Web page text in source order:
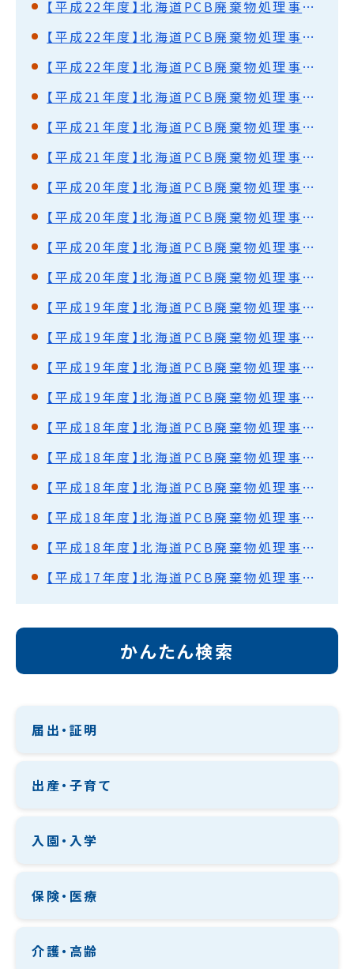
【平成22年度】北海道PCB廃棄物処理事業監視円卓会議（第21回）開催結果概要
【平成22年度】北海道PCB廃棄物処理事業監視円卓会議（第20回）開催結果概要
【平成22年度】北海道PCB廃棄物処理事業監視円卓会議（第19回）開催結果概要
【平成21年度】北海道PCB廃棄物処理事業監視円卓会議（第17回）開催結果概要
【平成21年度】北海道PCB廃棄物処理事業監視円卓会議（第16回）開催結果概要
【平成21年度】北海道PCB廃棄物処理事業監視円卓会議（第15回）開催結果概要
【平成20年度】北海道PCB廃棄物処理事業監視円卓会議（第14回）開催結果概要
【平成20年度】北海道PCB廃棄物処理事業監視円卓会議（第13回）開催結果概要
【平成20年度】北海道PCB廃棄物処理事業監視円卓会議（第12回）開催結果概要
【平成20年度】北海道PCB廃棄物処理事業監視円卓会議（第11回）開催結果概要
【平成19年度】北海道PCB廃棄物処理事業監視円卓会議（第10回）開催結果概要
【平成19年度】北海道PCB廃棄物処理事業監視円卓会議（第9回）開催結果概要
【平成19年度】北海道PCB廃棄物処理事業監視円卓会議（第8回）開催結果概要
【平成19年度】北海道PCB廃棄物処理事業監視円卓会議（第7回）開催結果概要
【平成18年度】北海道PCB廃棄物処理事業監視円卓会議（第6回）開催結果概要
【平成18年度】北海道PCB廃棄物処理事業監視円卓会議（第5回）開催結果概要
【平成18年度】北海道PCB廃棄物処理事業監視円卓会議（第4回）開催結果概要
【平成18年度】北海道PCB廃棄物処理事業監視円卓会議（第3回）開催結果概要
【平成18年度】北海道PCB廃棄物処理事業監視円卓会議（第2回）開催結果概要
【平成17年度】北海道PCB廃棄物処理事業監視円卓会議（第1回）開催結果概要
かんたん検索
届出・証明
出産・子育て
入園・入学
保険・医療
介護・高齢